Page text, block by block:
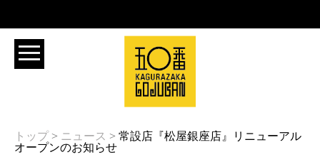
トップ> ニュース > 常設店『松屋銀座店』リニューアル
オープンのお知らせ